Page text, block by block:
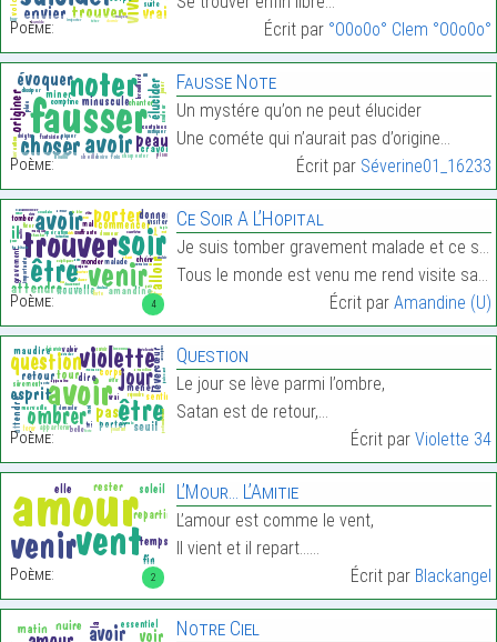
Poème:
Écrit par °O0o0o° Clem °O0o0o°
Poème:
Fausse Note
Un mystére qu’on ne peut élucider
Une cométe qui n’aurait pas d’origine…
Écrit par Séverine01_16233
4
Poème:
Ce Soir A L’Hopital
Je suis tomber gravement malade et ce soir je suis
Tous le monde est venu me rend visite sauf mon ché…
Écrit par Amandine (U)
Poème:
Question
Le jour se lève parmi l’ombre,
Satan est de retour,…
Écrit par Violette 34
2
Poème:
L’Mour… L’Amitie
L’amour est comme le vent,
Il vient et il repart……
Écrit par Blackangel
Notre Ciel